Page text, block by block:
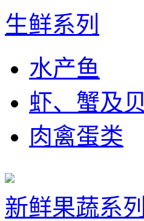
生鲜系列
水产鱼
虾、蟹及
肉禽蛋类
新鲜果蔬系列